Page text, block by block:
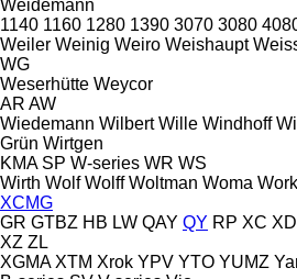
Weidemann
1140 1160 1280 1390 3070 3080
Weiler Weinig Weiro Weishaupt
WG
Weserhütte Weycor
AR AW
Wiedemann Wilbert Wille Windhoff
Grün Wirtgen
KMA SP W-series WR WS
Wirth Wolf Wolff Woltman Woma
XCMG
GR GTBZ HB LW QAY QY RP XC XD
XZ ZL
XGMA XTM Xrok YPV YTO YUMZ